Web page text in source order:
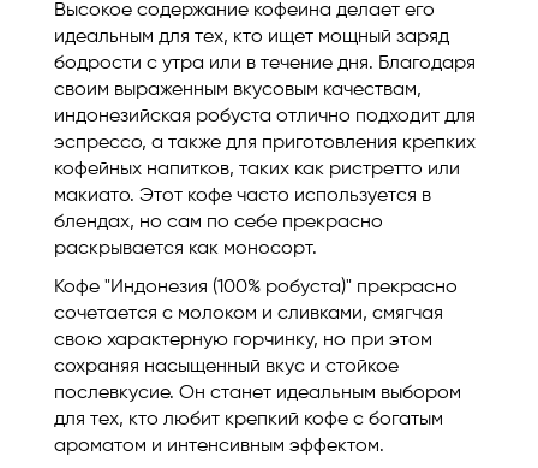
Высокое содержание кофеина делает его
идеальным для тех, кто ищет мощный заряд
бодрости с утра или в течение дня. Благодаря
своим выраженным вкусовым качествам,
индонезийская робуста отлично подходит для
эспрессо, а также для приготовления крепких
кофейных напитков, таких как ристретто или
макиато. Этот кофе часто используется в
блендах, но сам по себе прекрасно
раскрывается как моносорт.
Кофе "Индонезия (100% робуста)" прекрасно
сочетается с молоком и сливками, смягчая
свою характерную горчинку, но при этом
сохраняя насыщенный вкус и стойкое
послевкусие. Он станет идеальным выбором
для тех, кто любит крепкий кофе с богатым
ароматом и интенсивным эффектом.